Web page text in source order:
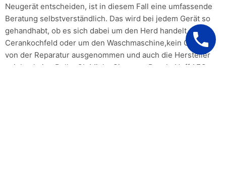
Neugerät entscheiden, ist in diesem Fall eine umfassende
Beratung selbstverständlich. Das wird bei jedem Gerät so
gehandhabt, ob es sich dabei um den Herd handelt, das
Cerankochfeld oder um den Waschmaschine,kein Gerät ist
von der Reparatur ausgenommen und auch die Hersteller
spielen keine Rolle. Ob Miele, Siemens, Bosch, Neff,AEG